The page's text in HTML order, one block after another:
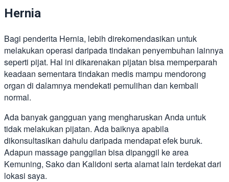
Hernia
Bagi penderita Hernia, lebih direkomendasikan untuk
melakukan operasi daripada tindakan penyembuhan lainnya
seperti pijat. Hal ini dikarenakan pijatan bisa memperparah
keadaan sementara tindakan medis mampu mendorong
organ di dalamnya mendekati pemulihan dan kembali
normal.
Ada banyak gangguan yang mengharuskan Anda untuk
tidak melakukan pijatan. Ada baiknya apabila
dikonsultasikan dahulu daripada mendapat efek buruk.
Adapun massage panggilan bisa dipanggil ke area
Kemuning, Sako dan Kalidoni serta alamat lain terdekat dari
lokasi saya.